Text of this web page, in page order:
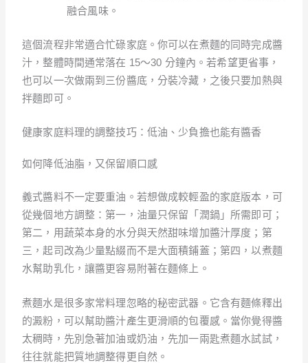
融合風味。
這個流程非常適合忙碌家庭。你可以在煮麵的同時完成醬
汁，整體時間通常落在 15～30 分鐘內。若希望更省事，
也可以一次做兩到三份醬底，分裝冷藏，之後只要加熱與
拌麵即可。
健康家庭料理的調整技巧：低油、少負擔也能有醬香
如何降低油脂，又保留順口感
義式醬料不一定要重油。若想做成較輕盈的家庭版本，可
從幾個地方調整：第一，油量只保留「潤鍋」所需即可；
第二，用蔬菜本身的水分與天然甜味增加醬汁厚度；第
三，起司改為少量點綴而不是大面積鋪蓋；第四，以煮麵
水幫助乳化，讓醬更容易附著在麵條上。
煮麵水是很多家常料理忽略的秘密武器。它含有麵條釋出
的澱粉，可以幫助醬汁產生更滑順的包覆感。當你覺得醬
太稠時，先別急著加油或奶油，先加一兩匙煮麵水試試，
往往就能把質地調整得更自然。